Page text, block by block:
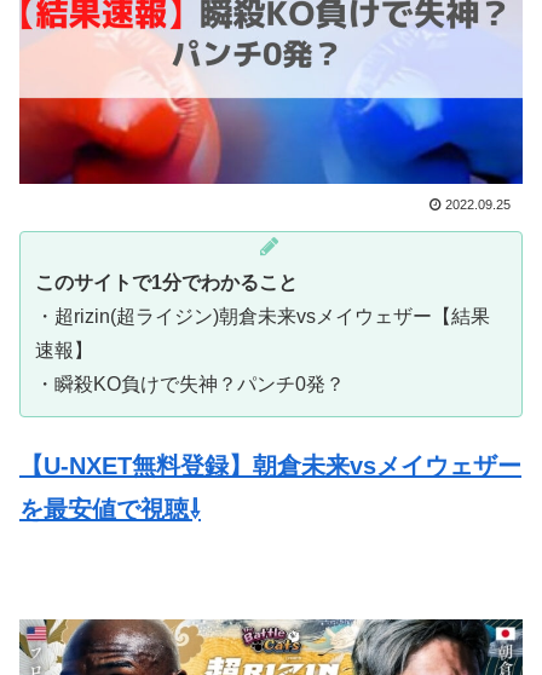
2022.09.25
このサイトで1分でわかること
・超rizin(超ライジン)朝倉未来vsメイウェザー【結果
速報】
・瞬殺KO負けで失神？パンチ0発？
【U-NXET無料登録】朝倉未来vsメイウェザー
を最安値で視聴⇩